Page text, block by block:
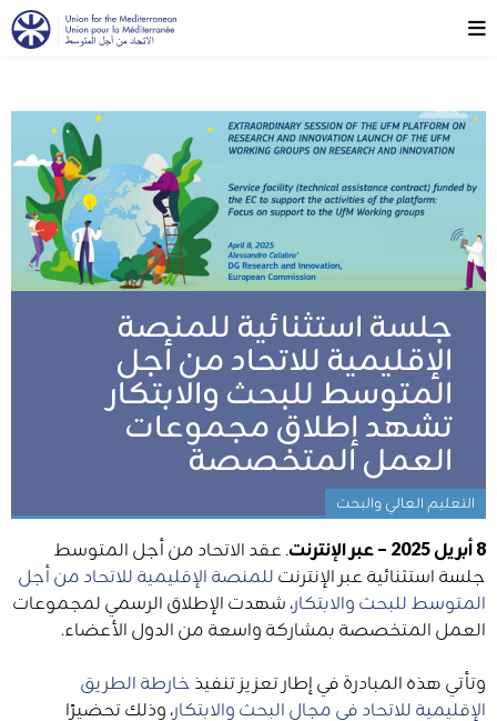
جلسة استثنائية للمنصة
الإقليمية للاتحاد من أجل
المتوسط للبحث والابتكار
تشهد إطلاق مجموعات
العمل المتخصصة
التعليم العالي والبحث
8 أبريل 2025 – عبر الإنترنت . عقد الاتحاد من أجل المتوسط
جلسة استثنائية عبر الإنترنت للمنصة الإقليمية للاتحاد من أجل
المتوسط للبحث والابتكار، شهدت الإطلاق الرسمي لمجموعات
العمل المتخصصة بمشاركة واسعة من الدول الأعضاء.
وتأتي هذه المبادرة في إطار تعزيز تنفيذ خارطة الطريق
الإقليمية للاتحاد في مجال البحث والابتكار، وذلك تحضيرًا